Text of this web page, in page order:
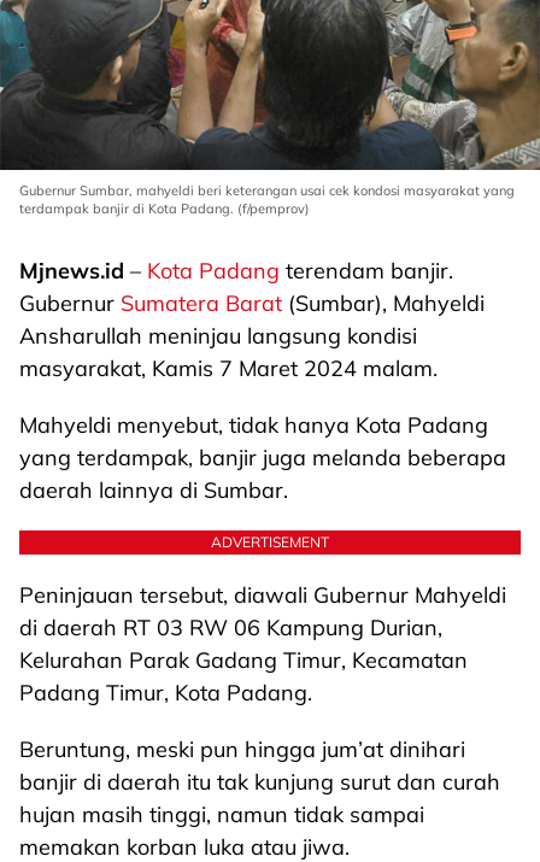
Gubernur Sumbar, mahyeldi beri keterangan usai cek kondosi masyarakat yang
terdampak banjir di Kota Padang. (f/pemprov)
Mjnews.id – Kota Padang terendam banjir.
Gubernur Sumatera Barat (Sumbar), Mahyeldi
Ansharullah meninjau langsung kondisi
masyarakat, Kamis 7 Maret 2024 malam.
Mahyeldi menyebut, tidak hanya Kota Padang
yang terdampak, banjir juga melanda beberapa
daerah lainnya di Sumbar.
ADVERTISEMENT
Peninjauan tersebut, diawali Gubernur Mahyeldi
di daerah RT 03 RW 06 Kampung Durian,
Kelurahan Parak Gadang Timur, Kecamatan
Padang Timur, Kota Padang.
Beruntung, meski pun hingga jum’at dinihari
banjir di daerah itu tak kunjung surut dan curah
hujan masih tinggi, namun tidak sampai
memakan korban luka atau jiwa.